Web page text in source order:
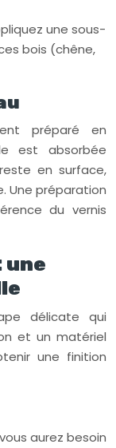
une sous-
bois (chêne,
préparé en
est absorbée
en surface,
Une préparation
du vernis
une
délicate qui
et un matériel
une finition
aurez besoin